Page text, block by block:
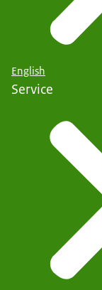
English
Service